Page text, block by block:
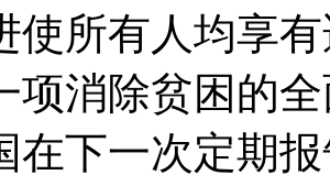
使所有人均享
项消除贫困的
在下一次定期